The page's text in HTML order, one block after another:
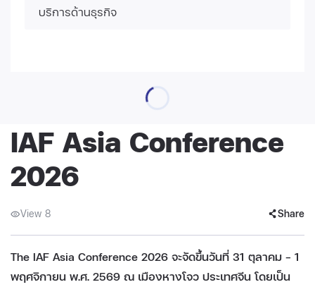
บริการด้านธุรกิจ
IAF Asia Conference
2026
View 8 Share
The IAF Asia Conference 2026 จะจัดขึ้นวันที่ 31 ตุลาคม – 1
พฤศจิกายน พ.ศ. 2569 ณ เมืองหางโจว ประเทศจีน โดยเป็น